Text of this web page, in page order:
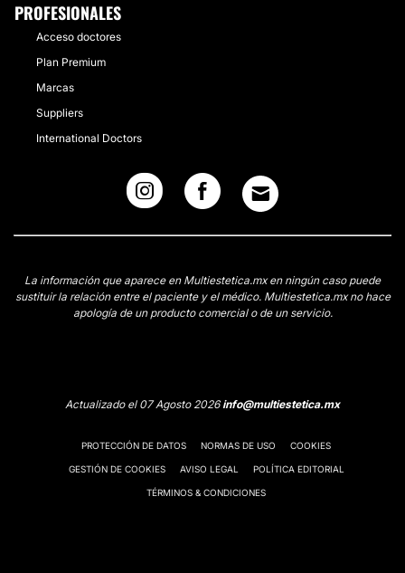
PROFESIONALES
Acceso doctores
Plan Premium
Marcas
Suppliers
International Doctors
La información que aparece en Multiestetica.mx en ningún caso puede
sustituir la relación entre el paciente y el médico. Multiestetica.mx no hace
apología de un producto comercial o de un servicio.
Actualizado el 07 Agosto 2026info@multiestetica.mx
PROTECCIÓN DE DATOS NORMAS DE USO COOKIES
GESTIÓN DE COOKIES AVISO LEGAL POLÍTICA EDITORIAL
TÉRMINOS & CONDICIONES